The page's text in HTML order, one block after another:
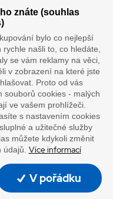
dopravcem
Europack
znáte (souhlas
bylo co nejlepší
našli to, co hledáte,
se vám reklamy na věci,
v zobrazení na které jste
Proto od vás
souborů cookies - malých
ve vašem prohlížeči.
s nastavením cookies
a užitečné služby
můžete kdykoli změnit
údajů. Více informací
V pořádku